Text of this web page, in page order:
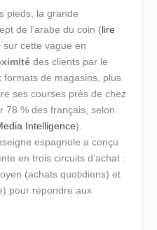
pieds, la grande
de l’arabe du coin (lire
sur cette vague en
des clients par le
de magasins, plus
ses courses près de chez
78 % des français, selon
Intelligence).
espagnole a conçu
en trois circuits d’achat :
(achats quotidiens) et
pour répondre aux